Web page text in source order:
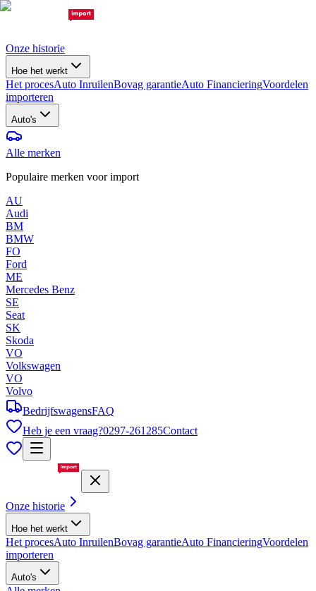
Onze historie
Hoe het werkt
Het procesAuto InruilenBovag garantieAuto FinancieringVoordelen
importeren
Auto's
Alle merken
Populaire merken voor import
AU
Audi
BM
BMW
FO
Ford
ME
Mercedes Benz
SE
Seat
SK
Skoda
VO
Volkswagen
VO
Volvo
BedrijfswagensFAQ
Heb je een vraag?0297-261285Contact
Onze historie
Hoe het werkt
Het procesAuto InruilenBovag garantieAuto FinancieringVoordelen
importeren
Auto's